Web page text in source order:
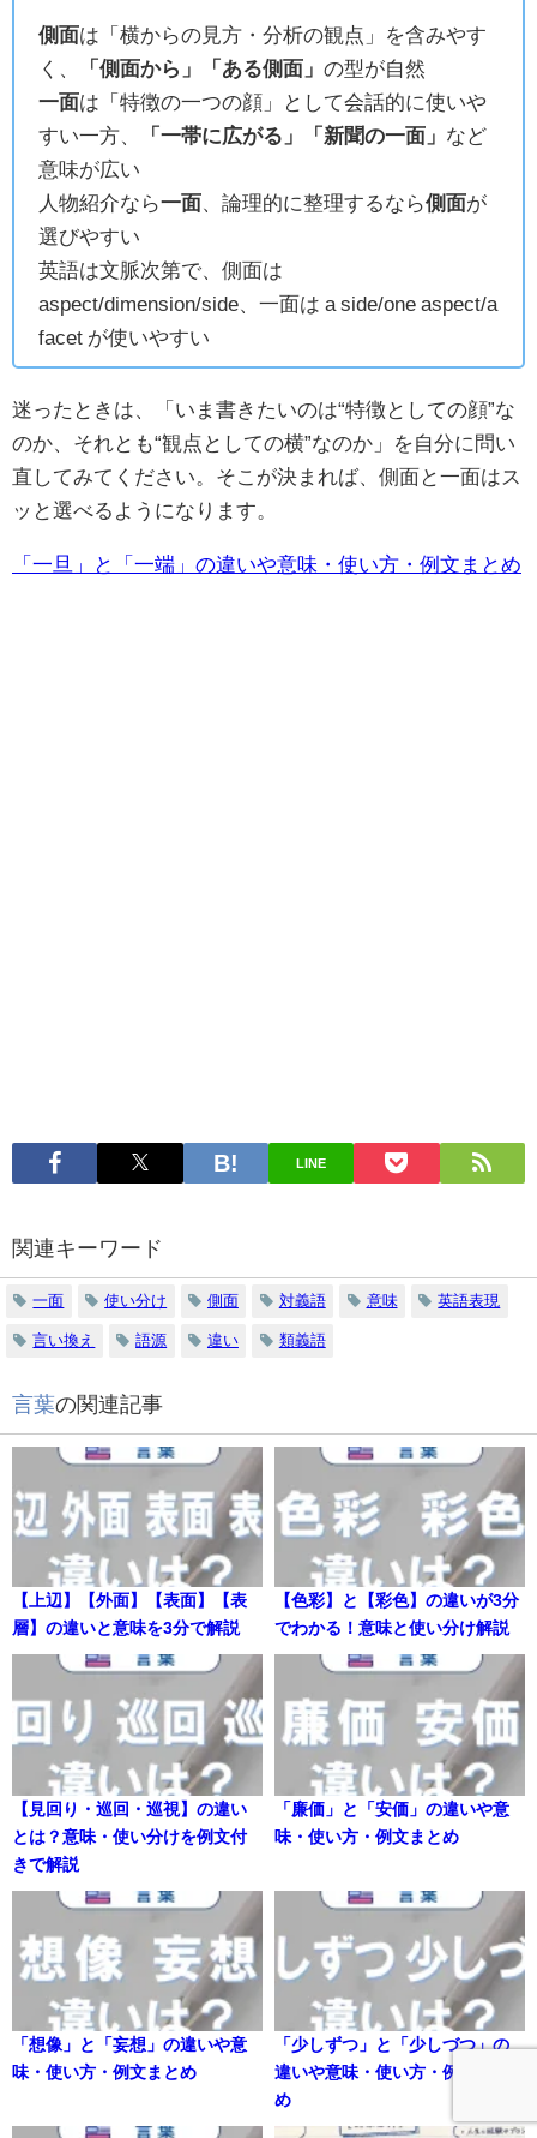
側面は「横からの見方・分析の観点」を含みやす
く、
「側面から」「ある側面」 の型が自然
一面は「特徴の一つの顔」として会話的に使いや
すい一方、
「一帯に広がる」「新聞の一面」 など
意味が広い
人物紹介なら一面 、論理的に整理するなら側面が
選びやすい
英語は文脈次第で、側面は
aspect/dimension/side、一面は a side/one aspect/a
facet が使いやすい
迷ったときは、「いま書きたいのは“特徴としての顔”な
のか、それとも“観点としての横”なのか」を自分に問い
直してみてください。そこが決まれば、側面と一面はス
ッと選べるようになります。
「一旦」と「一端」の違いや意味・使い方・例文まとめ
LINE
関連キーワード
一面 使い分け 側面 対義語 意味 英語表現
言い換え 語源 違い 類義語
言葉の関連記事
【上辺】【外面】【表面】【表
層】の違いと意味を3分で解説
【色彩】と【彩色】の違いが3分
でわかる！意味と使い分け解説
【見回り・巡回・巡視】の違い
とは？意味・使い分けを例文付
きで解説
「廉価」と「安価」の違いや意
味・使い方・例文まとめ
「想像」と「妄想」の違いや意
味・使い方・例文まとめ
「少しずつ」と「少しづつ」の
違いや意味・使い方・例文まと
め